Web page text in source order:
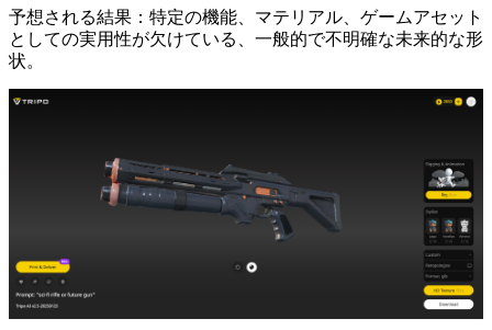
予想される結果：特定の機能、マテリアル、ゲームアセット
としての実用性が欠けている、一般的で不明確な未来的な形
状。